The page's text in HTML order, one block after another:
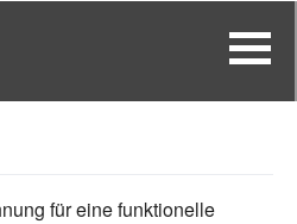
für eine funktionelle